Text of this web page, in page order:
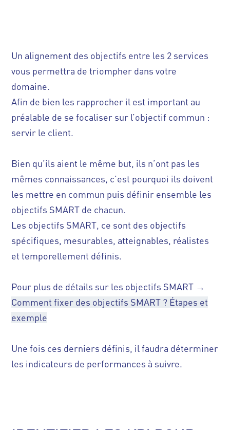
Un alignement des objectifs entre les 2 services
vous permettra de triompher dans votre
domaine.
Afin de bien les rapprocher il est important au
préalable de se focaliser sur l’objectif commun :
servir le client.
Bien qu’ils aient le même but, ils n’ont pas les
mêmes connaissances, c’est pourquoi ils doivent
les mettre en commun puis définir ensemble les
objectifs SMART de chacun.
Les objectifs SMART, ce sont des objectifs
spécifiques, mesurables, atteignables, réalistes
et temporellement définis.
Pour plus de détails sur les objectifs SMART →
Comment fixer des objectifs SMART ? Étapes et
exemple
Une fois ces derniers définis, il faudra déterminer
les indicateurs de performances à suivre.